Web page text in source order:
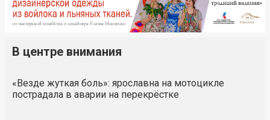
В центре внимания
«Везде жуткая боль»: ярославна на мотоцикле
пострадала в аварии на перекрёстке